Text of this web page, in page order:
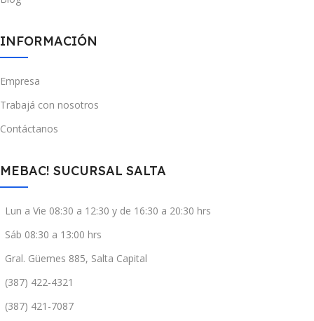
INFORMACIÓN
Empresa
Trabajá con nosotros
Contáctanos
MEBAC! SUCURSAL SALTA
Lun a Vie 08:30 a 12:30 y de 16:30 a 20:30 hrs
Sáb 08:30 a 13:00 hrs
Gral. Güemes 885, Salta Capital
(387) 422-4321
(387) 421-7087